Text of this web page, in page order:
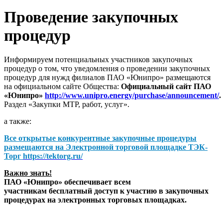
Проведение закупочных
процедур
Информируем потенциальных участников закупочных
процедур о том, что уведомления о проведении закупочных
процедур для нужд филиалов ПАО «Юнипро» размещаются
на официальном сайте Общества: Официальный сайт ПАО
«Юнипро» http://www.unipro.energy/purchase/announcement/.
Раздел «Закупки МТР, работ, услуг».
а также:
Все открытые конкурентные закупочные процедуры
размещаются на Электронной торговой площадке ТЭК-
Торг https://tektorg.ru/
Важно знать!
ПАО «Юнипро» обеспечивает всем
участникам бесплатный доступ к участию в закупочных
процедурах на электронных торговых площадках.